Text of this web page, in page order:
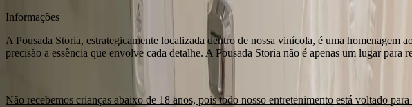
Informações
A Pousada Storia, estrategicamente localizada dentro de nossa vinícola, é uma
precisão a essência que envolve cada detalhe. A Pousada Storia não é apenas um lugar
Não recebemos crianças abaixo de 18 anos, pois todo nosso entretenimento está voltado